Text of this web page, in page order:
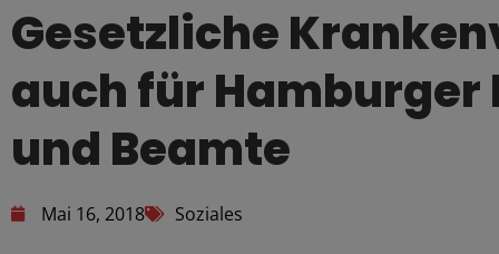
Gesetzliche
auch für Hamburger
und Beamte
Mai 16, 2018 Soziales